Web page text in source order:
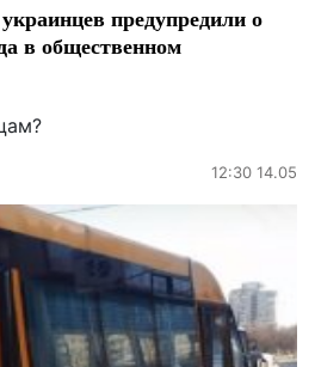
предупредили о
в общественном
12:30 14.05